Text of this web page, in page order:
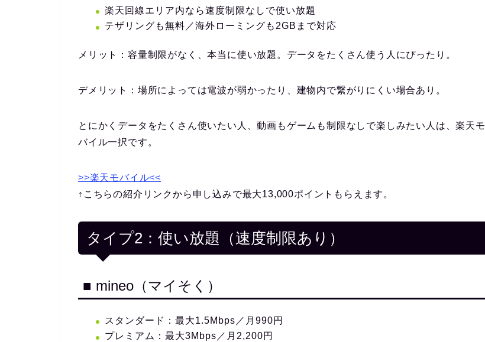
楽天回線エリア内なら速度制限なしで使い放題
テザリングも無料／海外ローミングも2GBまで対応
メリット： 容量制限がなく、本当に使い放題。データをたくさん使う人にぴったり。
デメリット： 場所によっては電波が弱かったり、建物内で繋がりにくい場合あり。
とにかくデータをたくさん使いたい人、動画もゲームも制限なしで楽しみたい人は、楽天モ
バイル一択です。
>>楽天モバイル<<
↑こちらの紹介リンクから申し込みで最大13,000ポイントもらえます。
タイプ2：使い放題（速度制限あり）
■ mineo（マイそく）
スタンダード：最大1.5Mbps／月990円
プレミアム：最大3Mbps／月2,200円